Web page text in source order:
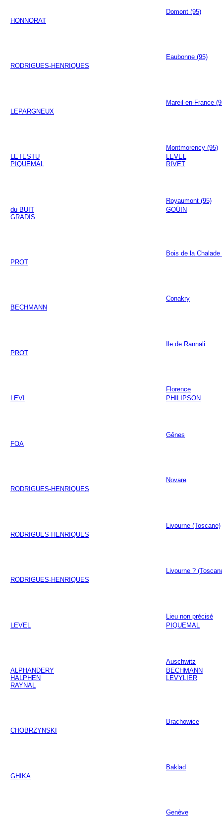
Domont (95)
HONNORAT
Eaubonne (95)
RODRIGUES-HENRIQUES
Mareil-en-France
LEPARGNEUX
Montmorency (95)
LETESTU
LEVEL
PIQUEMAL
RIVET
Royaumont (95)
du BUIT
GOÜIN
GRADIS
Bois de la Chalade
PROT
Conakry
BECHMANN
Ile de Rannali
PROT
Florence
LEVI
PHILIPSON
Gênes
FOA
Novare
RODRIGUES-HENRIQUES
Livourne (Toscane)
RODRIGUES-HENRIQUES
Livourne ?
RODRIGUES-HENRIQUES
Lieu non précisé
LEVEL
PIQUEMAL
Auschwitz
ALPHANDERY
BECHMANN
HALPHEN
LEVYLIER
RAYNAL
Brachowice
CHOBRZYNSKI
Baklad
GHIKA
Genève